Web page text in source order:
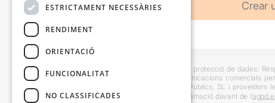
Informació bàsica sobre protecció de dades:
usuaris i trametre comunicacions comercials
Destinataris: Escenes i Públics, SL i
També es pot instar reclamació davant de l’
ESTRICTAMENT NECESSÀRIES
RENDIMENT
ORIENTACIÓ
FUNCIONALITAT
NO CLASSIFICADES